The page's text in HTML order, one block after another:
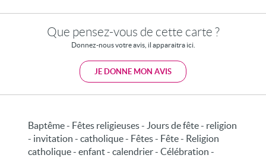
Que pensez-vous de cette carte ?
Donnez-nous votre avis, il apparaitra ici.
JE DONNE MON AVIS
Baptême - Fêtes religieuses - Jours de fête - religion
- invitation - catholique - Fêtes - Fête - Religion
catholique - enfant - calendrier - Célébration -